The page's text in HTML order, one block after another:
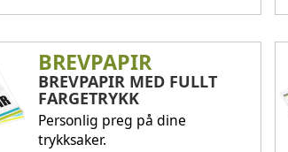
BREVPAPIR
BREVPAPIR MED FULLT
FARGETRYKK
Personlig preg på dine
trykksaker.